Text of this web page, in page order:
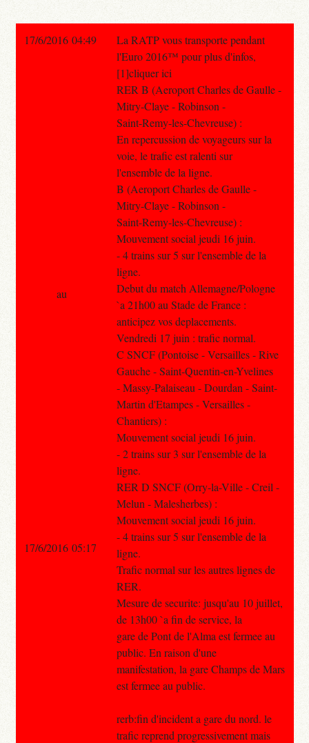
17/6/2016 04:49
La RATP vous transporte pendant
l'Euro 2016™ pour plus d'infos,
[1]cliquer ici
RER B (Aeroport Charles de Gaulle -
Mitry-Claye - Robinson -
Saint-Remy-les-Chevreuse) :
En repercussion de voyageurs sur la
voie, le trafic est ralenti sur
l'ensemble de la ligne.
B (Aeroport Charles de Gaulle -
Mitry-Claye - Robinson -
Saint-Remy-les-Chevreuse) :
Mouvement social jeudi 16 juin.
- 4 trains sur 5 sur l'ensemble de la
ligne.
Debut du match Allemagne/Pologne
`a 21h00 au Stade de France :
anticipez vos deplacements.
Vendredi 17 juin : trafic normal.
C SNCF (Pontoise - Versailles - Rive
Gauche - Saint-Quentin-en-Yvelines
- Massy-Palaiseau - Dourdan - Saint-
Martin d'Etampes - Versailles -
Chantiers) :
Mouvement social jeudi 16 juin.
- 2 trains sur 3 sur l'ensemble de la
ligne.
RER D SNCF (Orry-la-Ville - Creil -
Melun - Malesherbes) :
Mouvement social jeudi 16 juin.
- 4 trains sur 5 sur l'ensemble de la
ligne.
Trafic normal sur les autres lignes de
RER.
Mesure de securite: jusqu'au 10 juillet,
de 13h00 `a fin de service, la
gare de Pont de l'Alma est fermee au
public. En raison d'une
manifestation, la gare Champs de Mars
est fermee au public.
rerb:fin d'incident a gare du nord. le
trafic reprend progressivement mais
au
17/6/2016 05:17